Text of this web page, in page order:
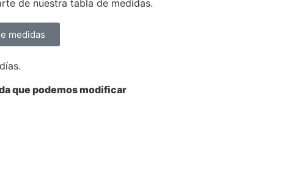
de nuestra tabla de medidas.
medidas
que podemos modificar